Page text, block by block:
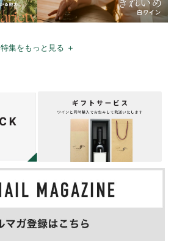
特集をもっと見る ＋